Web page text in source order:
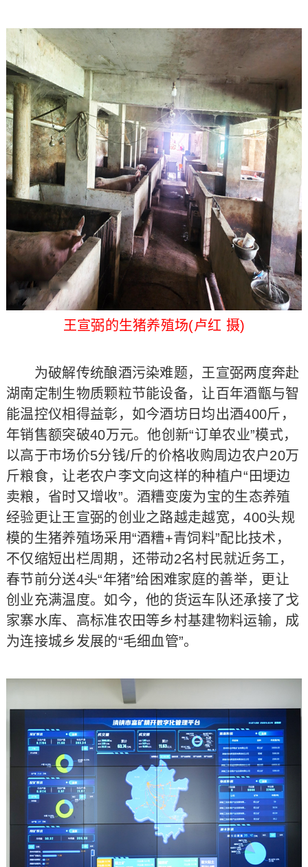
王宣弼的生猪养殖场(卢红 摄)
为破解传统酿酒污染难题，王宣弼两度奔赴
湖南定制生物质颗粒节能设备，让百年酒甑与智
能温控仪相得益彰，如今酒坊日均出酒400斤，
年销售额突破40万元。他创新“订单农业”模式，
以高于市场价5分钱/斤的价格收购周边农户20万
斤粮食，让老农户李文向这样的种植户“田埂边
卖粮，省时又增收”。酒糟变废为宝的生态养殖
经验更让王宣弼的创业之路越走越宽，400头规
模的生猪养殖场采用“酒糟+青饲料”配比技术，
不仅缩短出栏周期，还带动2名村民就近务工，
春节前分送4头“年猪”给困难家庭的善举，更让
创业充满温度。如今，他的货运车队还承接了戈
家寨水库、高标准农田等乡村基建物料运输，成
为连接城乡发展的“毛细血管”。